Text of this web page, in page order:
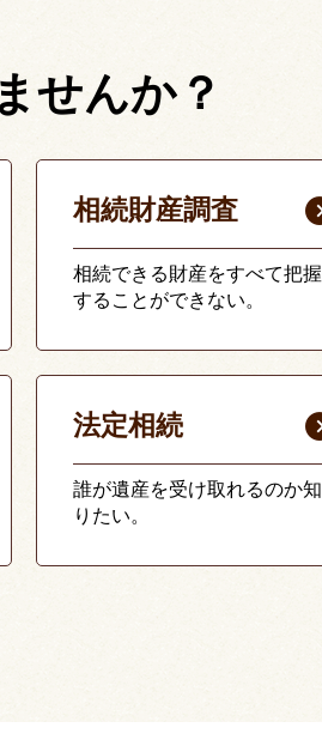
せんか？
相続財産調査
相続できる財産をすべて把握
することができない。
法定相続
誰が遺産を受け取れるのか知
りたい。